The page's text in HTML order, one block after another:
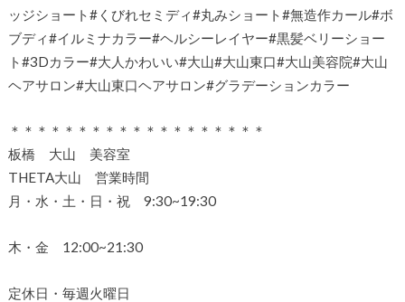
ッジショート#くびれセミディ#丸みショート#無造作カール#ボ
ブディ#イルミナカラー#ヘルシーレイヤー#黒髪ベリーショー
ト#3Dカラー#大人かわいい#大山#大山東口#大山美容院#大山
ヘアサロン#大山東口ヘアサロン#グラデーションカラー
＊＊＊＊＊＊＊＊＊＊＊＊＊＊＊＊＊＊＊
板橋 大山 美容室
THETA大山 営業時間
月・水・土・日・祝 9:30~19:30
木・金 12:00~21:30
定休日・毎週火曜日